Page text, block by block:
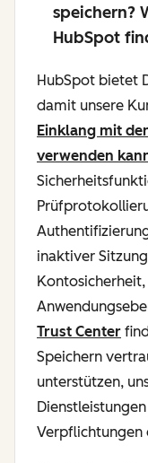
speichern?
HubSpot
HubSpot bietet
damit unsere
Einklang mit
verwenden
inaktiver
Kontosicherheit,
Trust Center
Speichern
unterstützen,
Verpflichtungen